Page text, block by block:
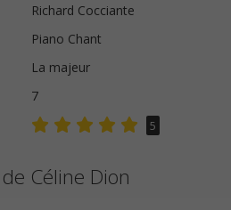
Richard Cocciante
Piano Chant
La majeur
7
5
Céline Dion